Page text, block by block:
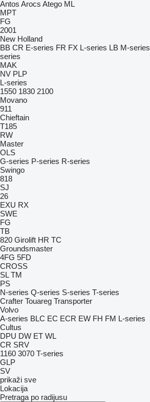
Antos Arocs Atego ML
MPT
FG
2001
New Holland
BB CR E-series FR FX L-series LB M-series
series
MAK
NV PLP
L-series
1550 1830 2100
Movano
911
Chieftain
T185
RW
Master
OLS
G-series P-series R-series
Swingo
818
SJ
26
EXU RX
SWE
FG
TB
820 Girolift HR TC
Groundsmaster
4FG 5FD
CROSS
SL TM
PS
N-series Q-series S-series T-series
Crafter Touareg Transporter
Volvo
A-series BLC EC ECR EW FH FM L-series
Cultus
DPU DW ET WL
CR SRV
1160 3070 T-series
GLP
SV
prikaži sve
Lokacija
Pretraga po radijusu